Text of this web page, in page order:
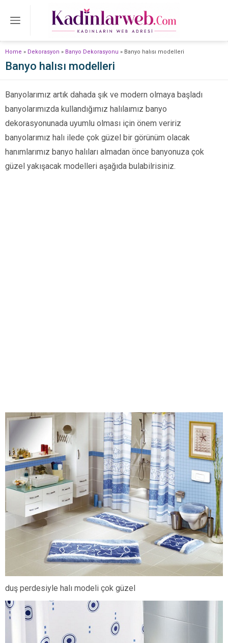
Home » Dekorasyon » Banyo Dekorasyonu » Banyo halısı modelleri
Banyo halısı modelleri
Banyolarımız artık dahada şık ve modern olmaya başladı
banyolarımızda kullandığımız halılaımız banyo
dekorasyonunada uyumlu olması için önem veririz
banyolarımız halı ilede çok güzel bir görünüm olacak
hanımlarımız banyo halıları almadan önce banyonuza çok
güzel yakışacak modelleri aşağıda bulabilrisiniz.
duş perdesiyle halı modeli çok güzel